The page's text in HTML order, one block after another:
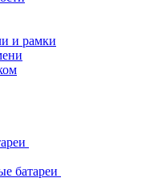
и рамки
батареи